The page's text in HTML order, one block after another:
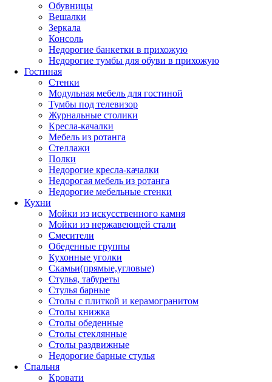
Обувницы
Вешалки
Зеркала
Консоль
Недорогие банкетки в прихожую
Недорогие тумбы для обуви в прихожую
Гостиная
Стенки
Модульная мебель для гостиной
Тумбы под телевизор
Журнальные столики
Кресла-качалки
Мебель из ротанга
Стеллажи
Полки
Недорогие кресла-качалки
Недорогая мебель из ротанга
Недорогие мебельные стенки
Кухни
Мойки из искусственного камня
Мойки из нержавеющей стали
Смесители
Обеденные группы
Кухонные уголки
Скамьи(прямые,угловые)
Стулья, табуреты
Стулья барные
Столы с плиткой и керамогранитом
Столы книжка
Столы обеденные
Столы стеклянные
Столы раздвижные
Недорогие барные стулья
Спальня
Кровати